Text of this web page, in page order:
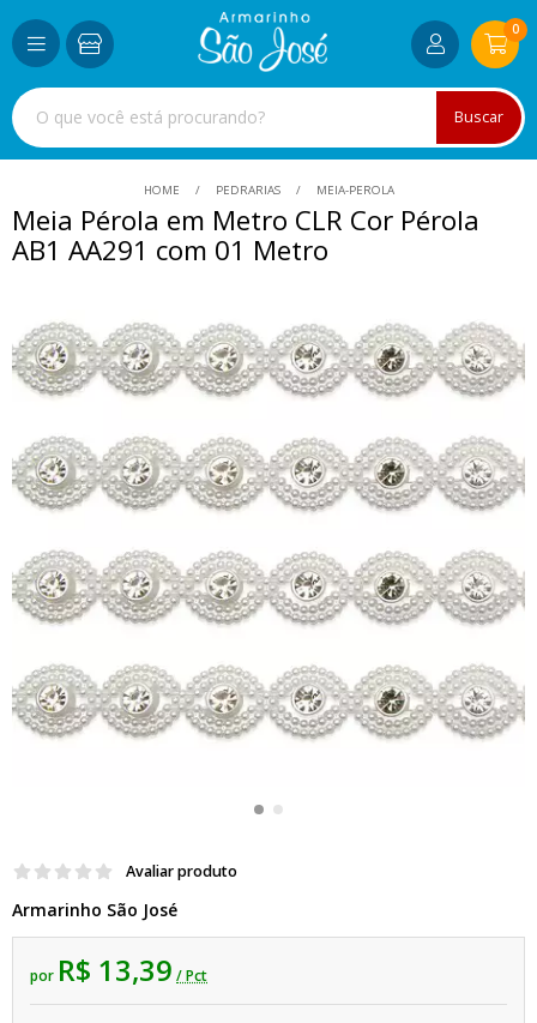
Buscar
0
HOME PEDRARIAS MEIA-PEROLA
Meia Pérola em Metro CLR Cor Pérola
AB1 AA291 com 01 Metro
Avaliar produto
Armarinho São José
por R$ 13,39 / Pct